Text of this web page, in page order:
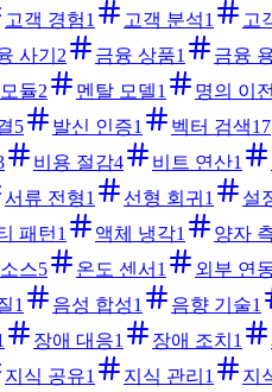
고객 경험1 고객 분석1 고
사기 2 금융 상품1 금융
듈2 멘탈 모델1 명의 이전
5 발신 인증1 벡터 검색17
비용 절감4 비트 연산1
서류 전형1 선형 회귀 1 설
패턴 1 액체 냉각1 양자
스5 온도 센서 1 외부 연
1 음성 합성1 음향 기술1
장애 대응1 장애 조치 1
지식 공유1 지식 관리 1 지